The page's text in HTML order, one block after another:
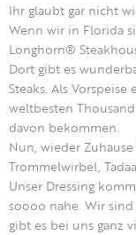
Ihr glaubt gar nicht
Wenn wir in Florida
Longhorn®
Dort gibt es
Steaks. Als
weltbesten
davon bekommen.
Nun, wieder
Trommelwirbel,
Unser Dressing
soooo nahe. Wir
gibt es bei uns ganz